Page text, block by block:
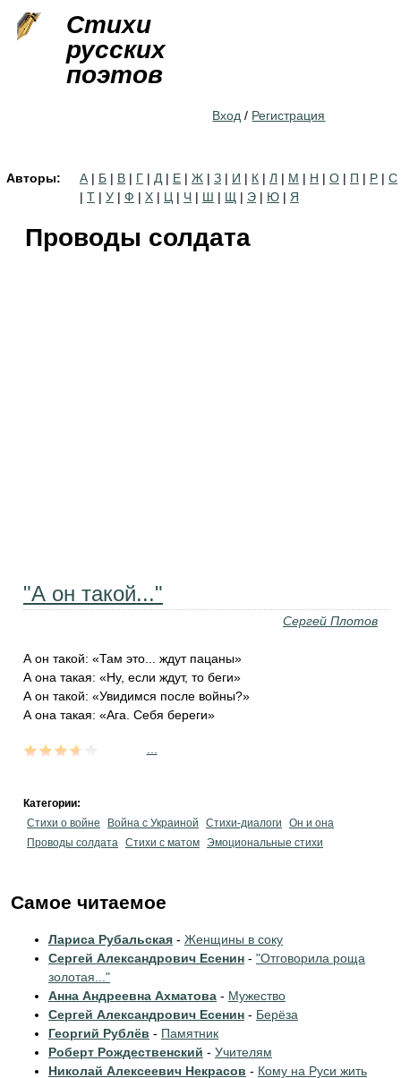
Стихи
русских
поэтов
Вход / Регистрация
Авторы: А | Б | В | Г | Д | Е | Ж | З | И | К | Л | М | Н | О | П | Р | С
| Т | У | Ф | Х | Ц | Ч | Ш | Щ | Э | Ю | Я
Проводы солдата
"А он такой..."
Сергей Плотов
А он такой: «Там это... ждут пацаны»
А она такая: «Ну, если ждут, то беги»
А он такой: «Увидимся после войны?»
А она такая: «Ага. Себя береги»
Категории:
Стихи о войне
Война с Украиной Стихи-диалоги
Он и она
Проводы солдата Стихи с матом Эмоциональные стихи
Самое читаемое
Лариса Рубальская - Женщины в соку
Сергей Александрович Есенин - "Отговорила роща
золотая..."
Анна Андреевна Ахматова - Мужество
Сергей Александрович Есенин - Берёза
Георгий Рублёв - Памятник
Роберт Рождественский - Учителям
Николай Алексеевич Некрасов - Кому на Руси жить